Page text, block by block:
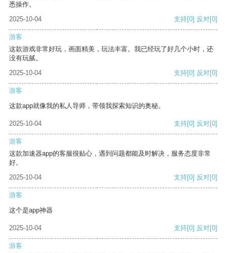
悉操作。
2025-10-04
支持[0] 反对[0]
游客
这款游戏非常好玩，画面精美，玩法丰富。我已经玩了好几个小时，还
没有玩腻。
2025-10-04
支持[0] 反对[0]
游客
这款app就像我的私人导师，带领我探索知识的奥秘。
2025-10-04 支持[0] 反对[0]
游客
这款加速器app的客服很贴心，遇到问题都能及时解决，服务态度非常
好。
2025-10-04
支持[0] 反对[0]
游客
这个是app神器
2025-10-04 支持[0] 反对[0]
游客